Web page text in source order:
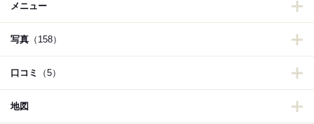
メニュー
写真 （158）
口コミ （5）
地図